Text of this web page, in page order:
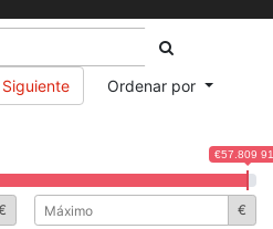
Siguiente Ordenar por
€57.809
€